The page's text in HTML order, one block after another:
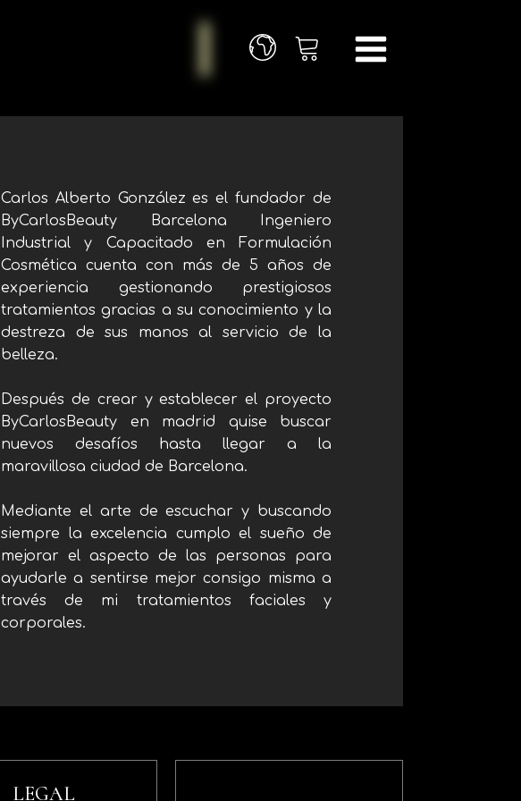
Carlos Alberto González es el fundador de
ByCarlosBeauty Barcelona Ingeniero
Industrial y Capacitado en Formulación
Cosmética cuenta con más de 5 años de
experiencia gestionando prestigiosos
tratamientos gracias a su conocimiento y la
destreza de sus manos al servicio de la
belleza.
Después de crear y establecer el proyecto
ByCarlosBeauty en madrid quise buscar
nuevos desafíos hasta llegar a la
maravillosa ciudad de Barcelona.
Mediante el arte de escuchar y buscando
siempre la excelencia cumplo el sueño de
mejorar el aspecto de las personas para
ayudarle a sentirse mejor consigo misma a
través de mi tratamientos faciales y
corporales.
LEGAL